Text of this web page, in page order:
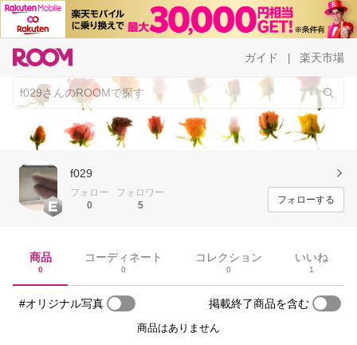
ガイド 楽天市場
f029
フォロー
0
フォロワー
5
フォローする
商品
0
コーディネート
0
コレクション
0
いいね
1
#オリジナル写真 掲載終了商品を含む
商品はありません